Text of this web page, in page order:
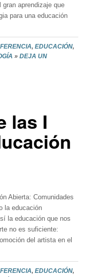
aprendizaje que
para una educación
, EDUCACIÓN,
» DEJA UN
las I
Abierta: Comunidades
la educación
la educación que nos
no es suficiente:
del artista en el
, EDUCACIÓN,